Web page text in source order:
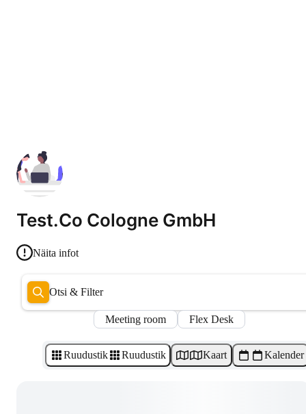
Test.Co Cologne GmbH
Näita infot
Otsi & Filter
Meeting room Flex Desk
Ruudustik Ruudustik Kaart Kalender